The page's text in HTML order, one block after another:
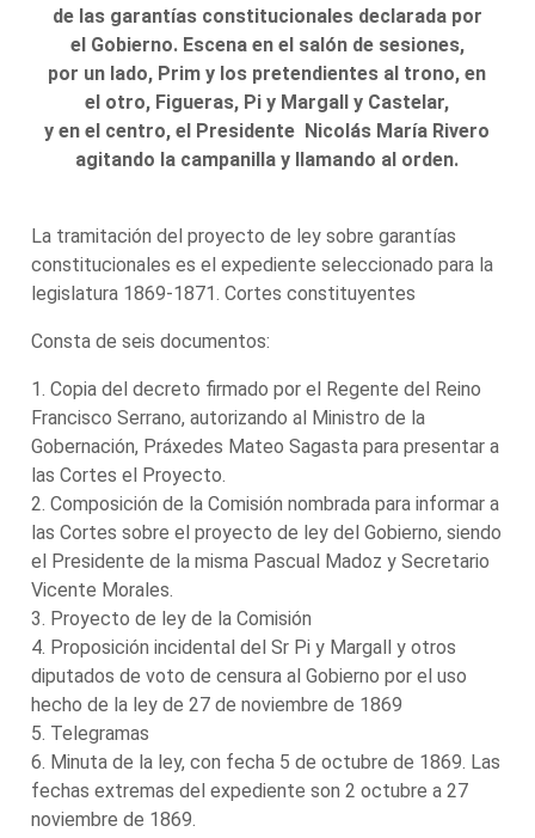
de las garantías constitucionales declarada por
el Gobierno. Escena en el salón de sesiones,
por un lado, Prim y los pretendientes al trono, en
el otro, Figueras, Pi y Margall y Castelar,
y en el centro, el Presidente Nicolás María Rivero
agitando la campanilla y llamando al orden.
La tramitación del proyecto de ley sobre garantías
constitucionales es el expediente seleccionado para la
legislatura 1869-1871. Cortes constituyentes
Consta de seis documentos:
1. Copia del decreto firmado por el Regente del Reino
Francisco Serrano, autorizando al Ministro de la
Gobernación, Práxedes Mateo Sagasta para presentar a
las Cortes el Proyecto.
2. Composición de la Comisión nombrada para informar a
las Cortes sobre el proyecto de ley del Gobierno, siendo
el Presidente de la misma Pascual Madoz y Secretario
Vicente Morales.
3. Proyecto de ley de la Comisión
4. Proposición incidental del Sr Pi y Margall y otros
diputados de voto de censura al Gobierno por el uso
hecho de la ley de 27 de noviembre de 1869
5. Telegramas
6. Minuta de la ley, con fecha 5 de octubre de 1869. Las
fechas extremas del expediente son 2 octubre a 27
noviembre de 1869.